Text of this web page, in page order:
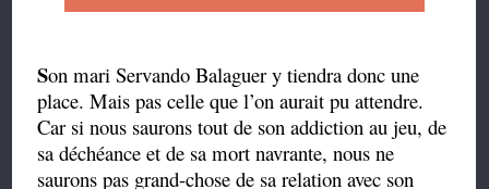
Son mari Servando Balaguer y tiendra donc une
place. Mais pas celle que l’on aurait pu attendre.
Car si nous saurons tout de son addiction au jeu, de
sa déchéance et de sa mort navrante, nous ne
saurons pas grand-chose de sa relation avec son